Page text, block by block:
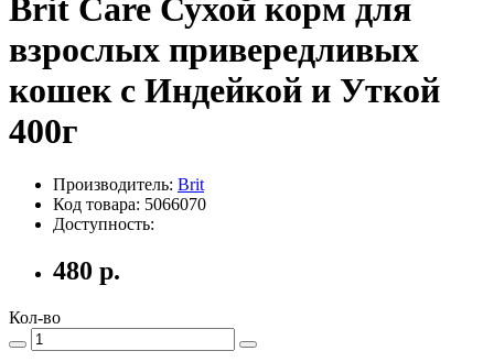
Brit Care Сухой корм для
взрослых привередливых
кошек с Индейкой и Уткой
400г
Производитель: Brit
Код товара: 5066070
Доступность:
480 р.
Кол-во